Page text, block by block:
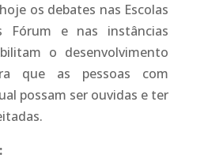
os debates nas Escolas
Fórum e nas instâncias
o desenvolvimento
que as pessoas com
possam ser ouvidas e ter